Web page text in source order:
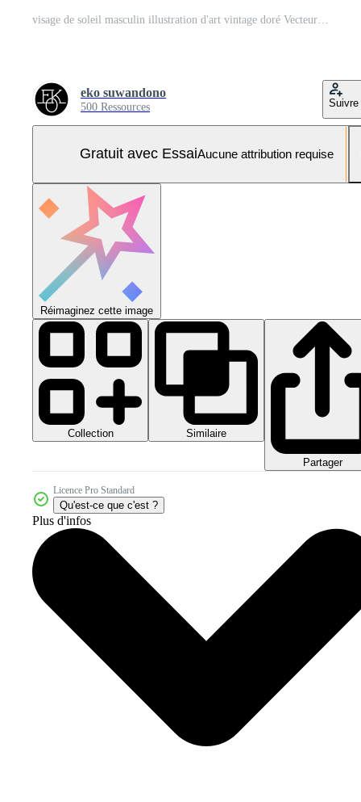
eko suwandono
500 Ressources Suivre
Gratuit avec EssaiAucune attribution requise
Réimaginez cette image
Collection Similaire
Partager
Licence Pro Standard
Qu'est-ce que c'est ?
Plus d'infos